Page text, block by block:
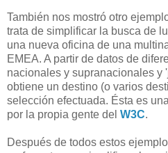
También nos mostró otro
trata de simplificar la busca de
una nueva oficina de una
EMEA. A partir de datos de
nacionales y supranacionales y
obtiene un destino (o varios
selección efectuada. Ésta es
por la propia gente del W3C.
Después de todos estos